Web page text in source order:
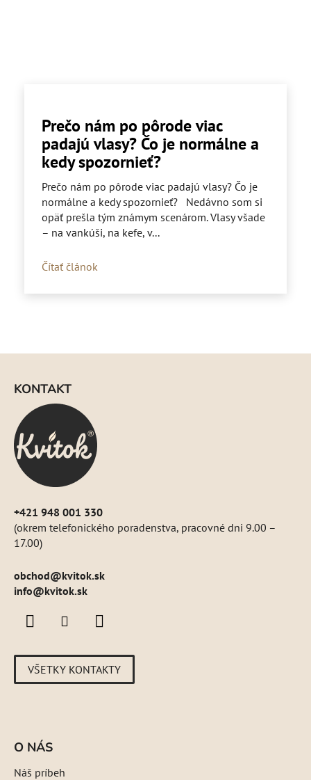
Prečo nám po pôrode viac
padajú vlasy? Čo je normálne a
kedy spozornieť?
Prečo nám po pôrode viac padajú vlasy? Čo je
normálne a kedy spozornieť? Nedávno som si
opäť prešla tým známym scenárom. Vlasy všade
– na vankúši, na kefe, v...
Čítať článok
KONTAKT
+421 948 001 330
(okrem telefonického poradenstva, pracovné dni 9.00 –
17.00)
obchod@kvitok.sk
info@kvitok.sk
VŠETKY KONTAKTY
O NÁS
Náš príbeh